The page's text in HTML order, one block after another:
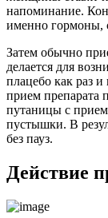
напоминание.
именно гормоны,
Затем обычно
делается для
плацебо как раз
прием препарата
путаницы с
пустышки. В
без пауз.
Действие